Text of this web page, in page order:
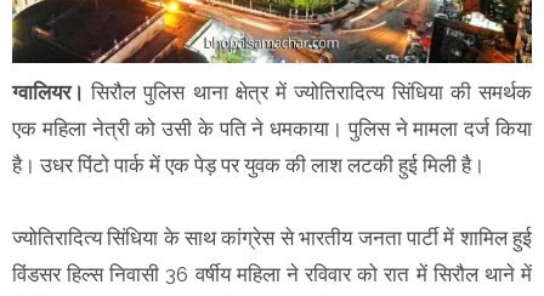
ग्वालियर।सिरौल पुलिस थाना क्षेत्र में ज्योतिरादित्य सिंधिया की समर्थक
एक महिला नेत्री को उसी के पति ने धमकाया। पुलिस ने मामला दर्ज किया
है। उधर पिंटो पार्क में एक पेड़ पर युवक की लाश लटकी हुई मिली है।
ज्योतिरादित्य सिंधिया के साथ कांग्रेस से भारतीय जनता पार्टी में शामिल हुई
विंडसर हिल्स निवासी 36 वर्षीय महिला ने रविवार को रात में सिरौल थाने में